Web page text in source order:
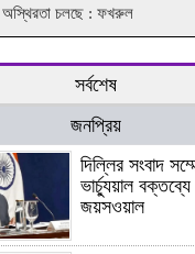
অস্থিরতা চলছে : ফখরুল
সর্বশেষ
জনপ্রিয়
দিল্লির সংবাদ
ভার্চ্যুয়াল
জয়সওয়াল